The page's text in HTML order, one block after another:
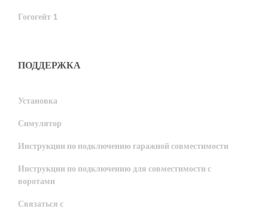
Гогогейт 1
ПОДДЕРЖКА
Установка
Симулятор
Инструкции по подключению гаражной совместимости
Инструкции по подключению для совместимости с
воротами
Связаться с